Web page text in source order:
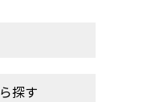
探す